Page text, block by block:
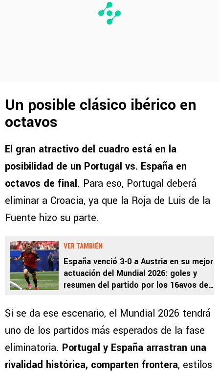
Un posible clásico ibérico en
octavos
El gran atractivo del cuadro está en la
posibilidad de un Portugal vs. España en
octavos de final. Para eso, Portugal deberá
eliminar a Croacia, ya que la Roja de Luis de la
Fuente hizo su parte.
VER TAMBIÉN
España venció 3-0 a Austria en su mejor
actuación del Mundial 2026: goles y
resumen del partido por los 16avos de
Si se da ese escenario, el Mundial 2026 tendrá
uno de los partidos más esperados de la fase
eliminatoria. Portugal y España arrastran una
rivalidad histórica, comparten frontera, estilos